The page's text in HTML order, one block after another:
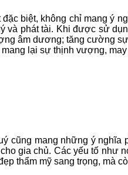
biệt, không chỉ mang ý
và phát tài. Khi được sử
âm dương; tăng cường
lại sự thịnh vượng,
mang những ý
gia chủ. Các yếu tố
thẩm mỹ sang trọng, mà